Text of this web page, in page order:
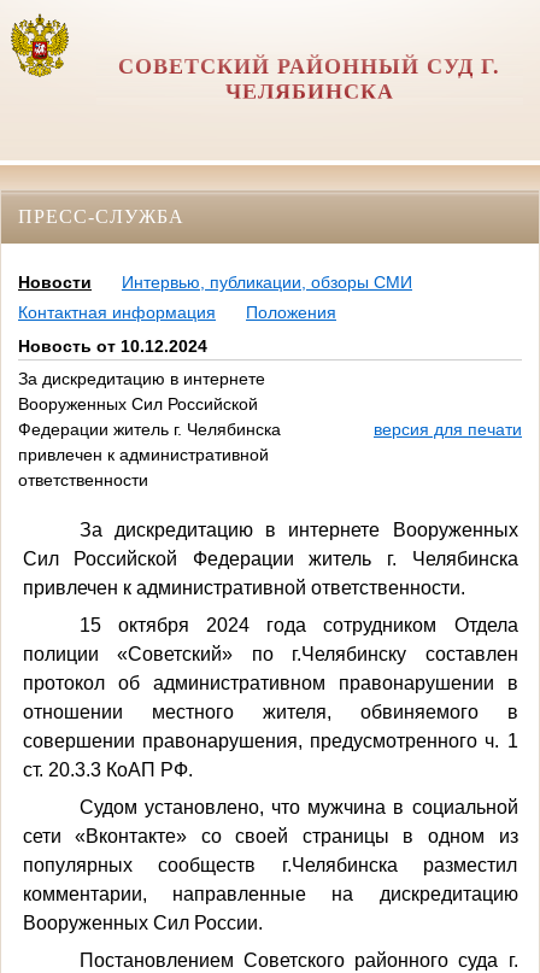
СОВЕТСКИЙ РАЙОННЫЙ СУД Г.
ЧЕЛЯБИНСКА
ПРЕСС-СЛУЖБА
Новости
Интервью, публикации, обзоры СМИ
Контактная информация
Положения
Новость от 10.12.2024
За дискредитацию в интернете
Вооруженных Сил Российской
Федерации житель г. Челябинска
привлечен к административной
ответственности
версия для печати
За дискредитацию в интернете Вооруженных
Сил Российской Федерации житель г. Челябинска
привлечен к административной ответственности.
15 октября 2024 года сотрудником Отдела
полиции «Советский» по г.Челябинску составлен
протокол об административном правонарушении в
отношении местного жителя, обвиняемого в
совершении правонарушения, предусмотренного ч. 1
ст. 20.3.3 КоАП РФ.
Судом установлено, что мужчина в социальной
сети «Вконтакте» со своей страницы в одном из
популярных сообществ г.Челябинска разместил
комментарии, направленные на дискредитацию
Вооруженных Сил России.
Постановлением Советского районного суда г.